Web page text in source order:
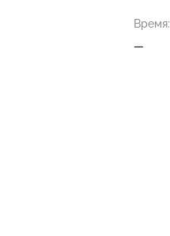
Время:
—